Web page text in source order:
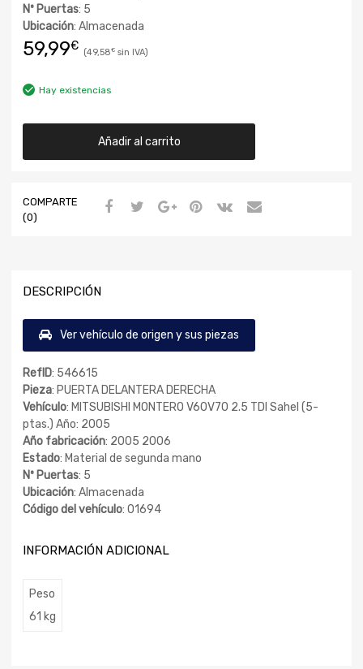
Nº Puertas: 5
Ubicación: Almacenada
59,99€ 49,58€
Hay existencias
Añadir al carrito
COMPARTE
(0)
DESCRIPCIÓN
Ver vehículo de origen y sus piezas
RefID: 546615
Pieza: PUERTA DELANTERA DERECHA
Vehículo: MITSUBISHI MONTERO V60V70 2.5 TDI Sahel (5-
ptas.) Año: 2005
Año fabricación: 2005 2006
Estado: Material de segunda mano
Nº Puertas: 5
Ubicación: Almacenada
Código del vehículo: 01694
INFORMACIÓN ADICIONAL
Peso
61 kg